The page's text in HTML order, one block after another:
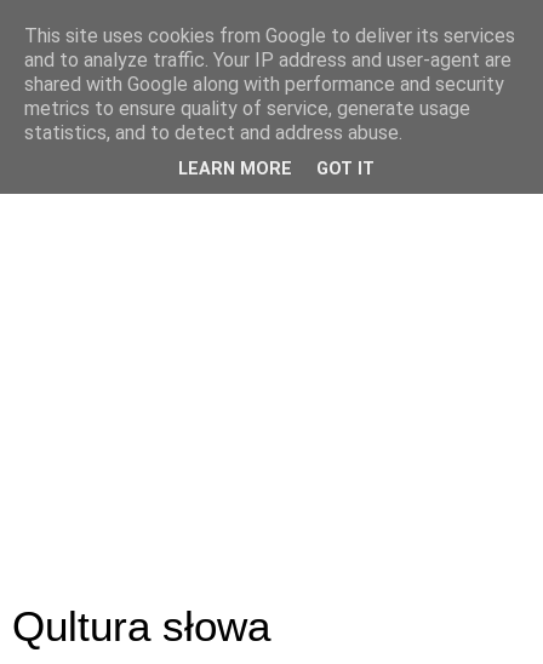
Qultura słowa
This site uses cookies from Google to deliver its services
and to analyze traffic. Your IP address and user-agent are
shared with Google along with performance and security
metrics to ensure quality of service, generate usage
statistics, and to detect and address abuse.
LEARN MORE GOT IT